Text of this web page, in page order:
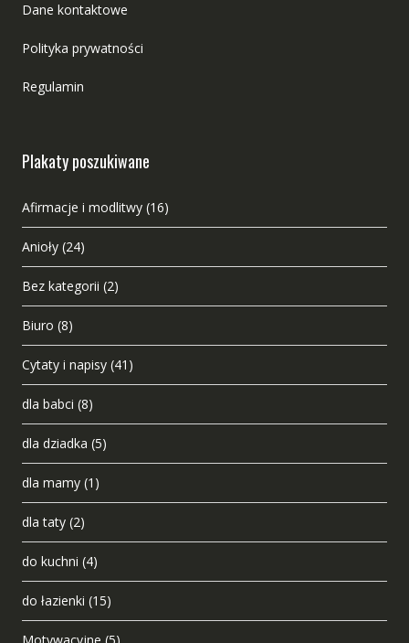
Dane kontaktowe
Polityka prywatności
Regulamin
Plakaty poszukiwane
Afirmacje i modlitwy (16)
Anioły (24)
Bez kategorii (2)
Biuro (8)
Cytaty i napisy (41)
dla babci (8)
dla dziadka (5)
dla mamy (1)
dla taty (2)
do kuchni (4)
do łazienki (15)